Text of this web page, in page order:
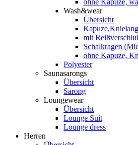
ohne Kapuze,
Wash&wear
Übersicht
Kapuze,Knielang
mit
Schalkragen
ohne Kapuze,
Polyester
Saunasarongs
Übersicht
Sarong
Loungewear
Übersicht
Lounge Suit
Lounge dress
Herren